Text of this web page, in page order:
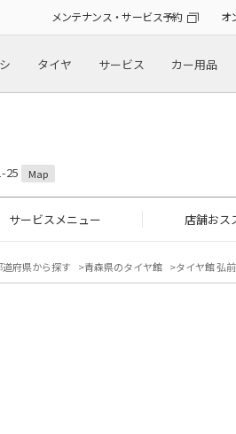
メンテナンス・サービス予約 オ
タイヤ サービス カー用品
25 Map
サービスメニュー 店舗おス
道府県から探す 青森県のタイヤ館 タイヤ館 弘